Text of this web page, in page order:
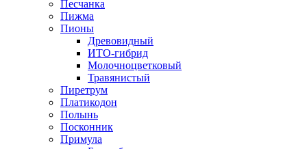
Песчанка
Пижма
Пионы
Древовидный
ИТО-гибрид
Молочноцветковый
Травянистый
Пиретрум
Платикодон
Полынь
Посконник
Примула